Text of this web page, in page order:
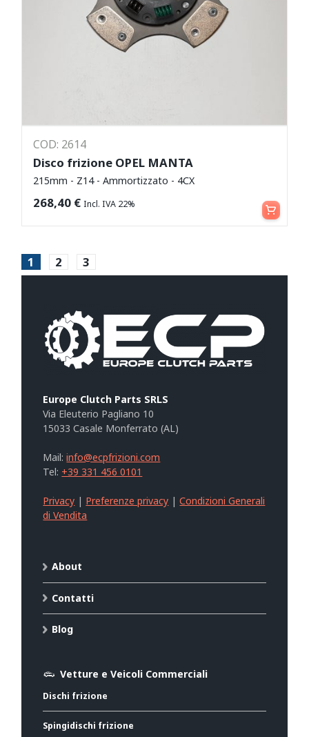
COD: 2614
Disco frizione OPEL MANTA
215mm - Z14 - Ammortizzato - 4CX
268,40 € Incl. IVA 22% Aggiungi al carrello
1 2 3
Europe Clutch Parts SRLS
Via Eleuterio Pagliano 10
15033 Casale Monferrato (AL)
Mail:info@ecpfrizioni.com
Tel: +39 331 456 0101
Privacy | Preferenze privacy |Condizioni Generali
di Vendita
About
Contatti
Blog
Vetture e Veicoli Commerciali
Dischi frizione
Spingidischi frizione